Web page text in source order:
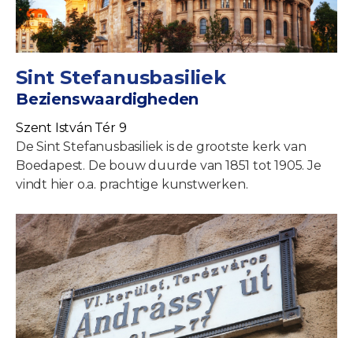
Sint Stefanusbasiliek
Bezienswaardigheden
Szent István Tér 9
De Sint Stefanusbasiliek is de grootste kerk van
Boedapest. De bouw duurde van 1851 tot 1905. Je
vindt hier o.a. prachtige kunstwerken.